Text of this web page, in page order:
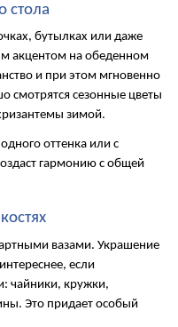
стола
бутылках или даже
акцентом на обеденном
и при этом мгновенно
смотрятся сезонные цветы
зимой.
оттенка или с
гармонию с общей
вазами. Украшение
если
чайники, кружки,
Это придает особый